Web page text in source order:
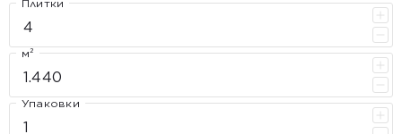
Плитки
м²
Упаковки